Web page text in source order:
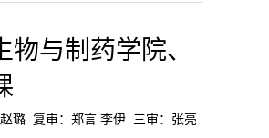
与制药学院、
璐 复审：郑言 李伊 三审：张亮